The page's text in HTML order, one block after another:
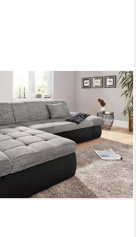
mit Bettfunktion +
im XXL-Format, B/T/H:300/172/80
€